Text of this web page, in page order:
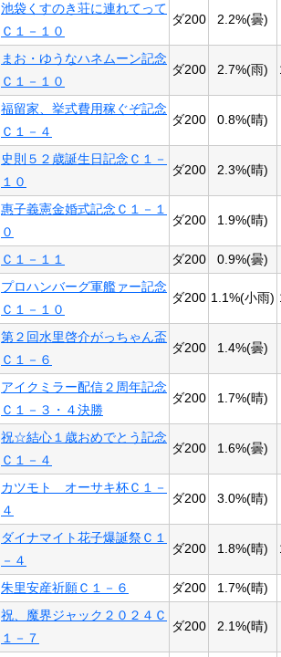
池袋くすのき荘に連れてって
Ｃ１－１０
ダ200 2.2%(曇)
まお・ゆうなハネムーン記念
Ｃ１－１０
ダ200 2.7%(雨)
福留家、挙式費用稼ぐぞ記念
Ｃ１－４
ダ200 0.8%(晴)
史則５２歳誕生日記念Ｃ１－
１０
ダ200 2.3%(晴)
惠子義憲金婚式記念Ｃ１－１
０
ダ200 1.9%(晴)
Ｃ１－１１ ダ200 0.9%(曇)
プロハンバーグ軍艦ァー記念
Ｃ１－１０
ダ200 1.1%(小雨)
第２回水里啓介がっちゃん盃
Ｃ１－６
ダ200 1.4%(曇)
アイクミラー配信２周年記念
Ｃ１－３・４決勝
ダ200 1.7%(晴)
祝☆結心１歳おめでとう記念
Ｃ１－４
ダ200 1.6%(曇)
カツモト オーサキ杯Ｃ１－
４
ダ200 3.0%(晴)
ダイナマイト花子爆誕祭Ｃ１
－４
ダ200 1.8%(晴)
朱里安産祈願Ｃ１－６ ダ200 1.7%(晴)
祝、魔界ジャック２０２４Ｃ
１－７
ダ200 2.1%(晴)